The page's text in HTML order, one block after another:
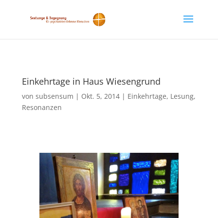
Einkehrtage in Haus Wiesengrund
von subsensum | Okt. 5, 2014| Einkehrtage, Lesung,
Resonanzen